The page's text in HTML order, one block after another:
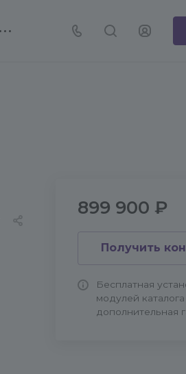
899 900 ₽
Получить
Бесплатная
модулей
дополнительная